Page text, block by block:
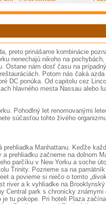
preto prinášame kombinácie
nenechajú nikoho na
Ostane nám dosť času na
Potom nás čaká
DC ponúka. Od capitolu cez
hlavného mesta Nassau alebo
Pohodlný let renomovanými
súčasťou tohto živého
prehliadka Manhattanu. Keďže
a prehliadku začneme na dolnom
parčíku v New Yorku a soche
Trinity. Pozrieme sa na
a povieme si niečo o tomto
river a k vyhliadke na
Central park s chronicky
tu pokope. Pri hoteli Plaza